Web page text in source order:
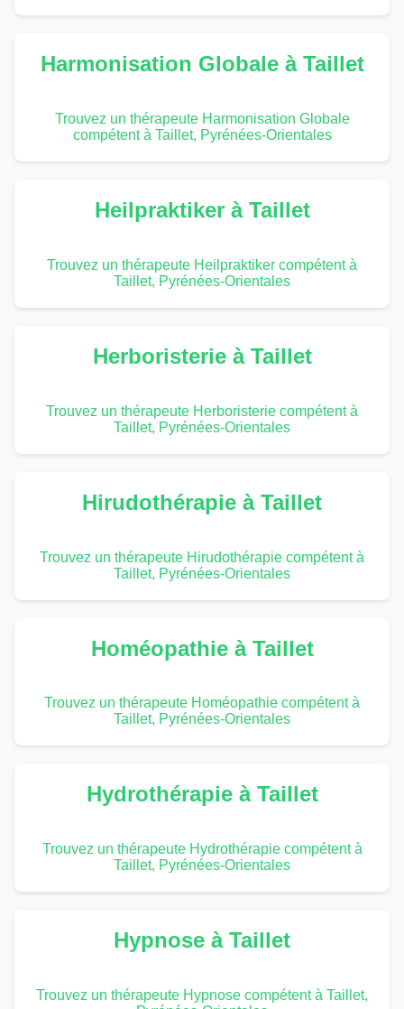
Harmonisation Globale à Taillet
Trouvez un thérapeute Harmonisation Globale
compétent à Taillet, Pyrénées-Orientales
Heilpraktiker à Taillet
Trouvez un thérapeute Heilpraktiker compétent à
Taillet, Pyrénées-Orientales
Herboristerie à Taillet
Trouvez un thérapeute Herboristerie compétent à
Taillet, Pyrénées-Orientales
Hirudothérapie à Taillet
Trouvez un thérapeute Hirudothérapie compétent à
Taillet, Pyrénées-Orientales
Homéopathie à Taillet
Trouvez un thérapeute Homéopathie compétent à
Taillet, Pyrénées-Orientales
Hydrothérapie à Taillet
Trouvez un thérapeute Hydrothérapie compétent à
Taillet, Pyrénées-Orientales
Hypnose à Taillet
Trouvez un thérapeute Hypnose compétent à Taillet,